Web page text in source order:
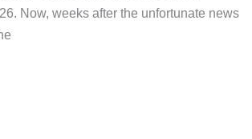
Now, weeks after the unfortunate news